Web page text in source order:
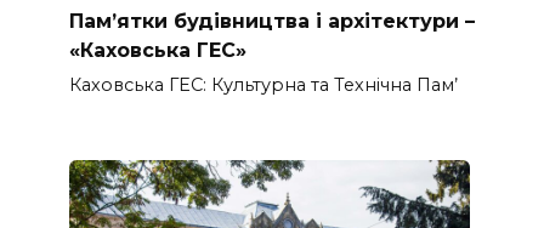
Пам’ятки будівництва і архітектури –
«Каховська ГЕС»
Каховська ГЕС: Культурна та Технічна Пам’